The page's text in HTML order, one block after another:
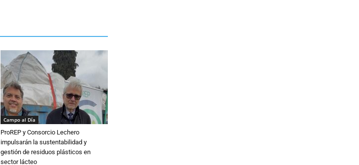
Campo al Día
ProREP y Consorcio Lechero
impulsarán la sustentabilidad y
gestión de residuos plásticos en
sector lácteo